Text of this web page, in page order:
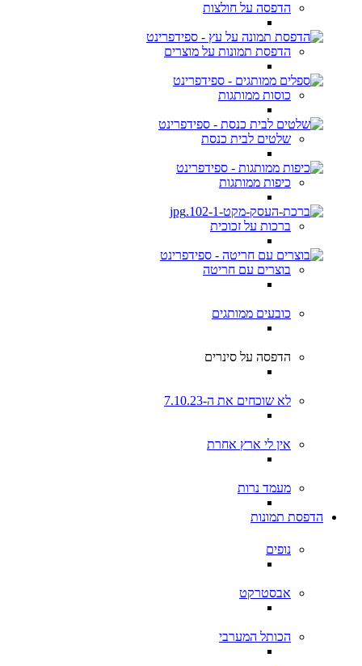
הדפסה על חולצות
הדפסת תמונות על מוצרים
כוסות ממותגות
שלטים לבית כנסת
כיפות ממותגות
ברכות על זכוכית
בוצרים עם חריטה
כובעים ממותגים
הדפסה על סינרים
לא שוכחים את ה-7.10.23
אין לי ארץ אחרת
מעמד נרות
הדפסת תמונות
נופים
אבסטרקט
הכותל המערבי